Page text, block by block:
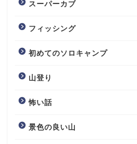
スーパーカブ
フィッシング
初めてのソロキャンプ
山登り
怖い話
景色の良い山